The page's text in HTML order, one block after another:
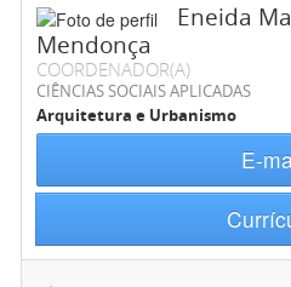
Eneida
Mendonça
COORDENADOR(A)
CIÊNCIAS SOCIAIS APLICADAS
Arquitetura e Urbanismo
E-